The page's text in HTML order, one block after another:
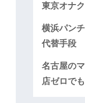
東京オナ
横浜パン
代替手段
名古屋の
店ゼロで